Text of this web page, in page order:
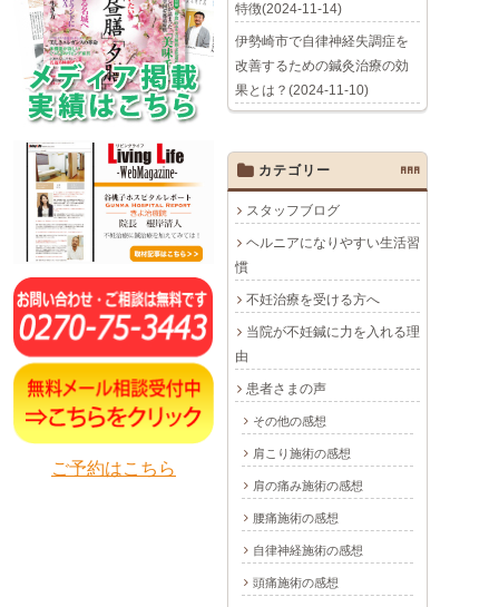
特徴(2024-11-14)
伊勢崎市で自律神経失調症を
改善するための鍼灸治療の効
果とは？(2024-11-10)
ご予約はこちら
カテゴリー AAA
スタッフブログ
ヘルニアになりやすい生活習
慣
不妊治療を受ける方へ
当院が不妊鍼に力を入れる理
由
患者さまの声
その他の感想
肩こり施術の感想
肩の痛み施術の感想
腰痛施術の感想
自律神経施術の感想
頭痛施術の感想